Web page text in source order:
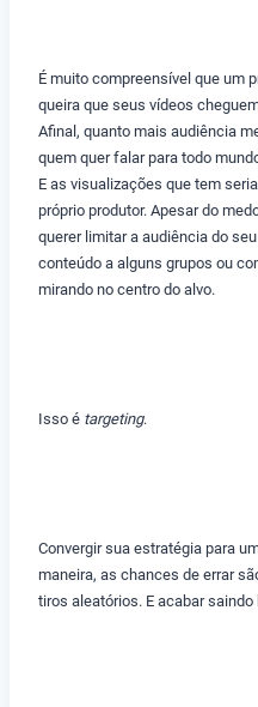
É muito compreensível que um
queira que seus vídeos
Afinal, quanto mais audiência
quem quer falar para todo
E as visualizações que tem
próprio produtor. Apesar do
querer limitar a audiência do
conteúdo a alguns grupos ou
mirando no centro do alvo.
Isso é targeting.
Convergir sua estratégia para
maneira, as chances de errar
tiros aleatórios. E acabar saindo